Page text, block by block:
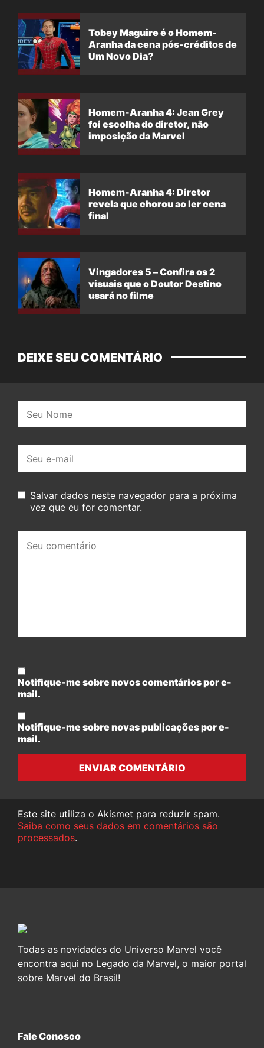
Tobey Maguire é o Homem-
Aranha da cena pós-créditos de
Um Novo Dia?
Homem-Aranha 4: Jean Grey
foi escolha do diretor, não
imposição da Marvel
Homem-Aranha 4: Diretor
revela que chorou ao ler cena
final
Vingadores 5 – Confira os 2
visuais que o Doutor Destino
usará no filme
DEIXE SEU COMENTÁRIO
mail:
Salvar dados neste navegador para a próxima
vez que eu for comentar.
comentário:
Notifique-me sobre novos comentários por e-
mail.
Notifique-me sobre novas publicações por e-
mail.
ENVIAR COMENTÁRIO
Este site utiliza o Akismet para reduzir spam.
Saiba como seus dados em comentários são
processados.
Todas as novidades do Universo Marvel você
encontra aqui no Legado da Marvel, o maior portal
sobre Marvel do Brasil!
Fale Conosco